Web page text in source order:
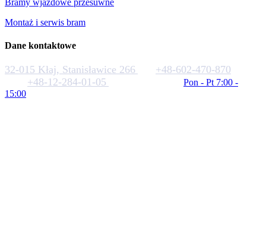
Montaż i serwis bram
Dane kontaktowe
32-015 Kłaj, Stanisławice 266
+48-602-470-870
+48-12-284-01-05
Pon - Pt 7:00 -
15:00